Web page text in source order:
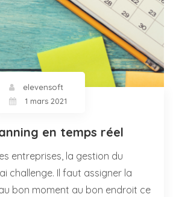
elevensoft
1 mars 2021
en temps réel
entreprises, la gestion du
challenge. Il faut assigner la
bon moment au bon endroit ce